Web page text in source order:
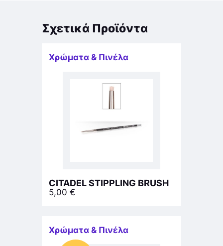
Σχετικά Προϊόντα
Χρώματα & Πινέλα
CITADEL STIPPLING BRUSH
5,00 €
Χρώματα & Πινέλα